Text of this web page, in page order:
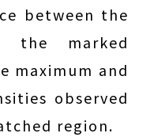
between the
the marked
maximum and
observed
region.